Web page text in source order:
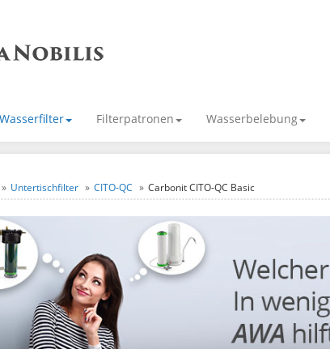
Wasserfilter Filterpatronen Wasserbelebung
Untertischfilter CITO-QC Carbonit CITO-QC Basic